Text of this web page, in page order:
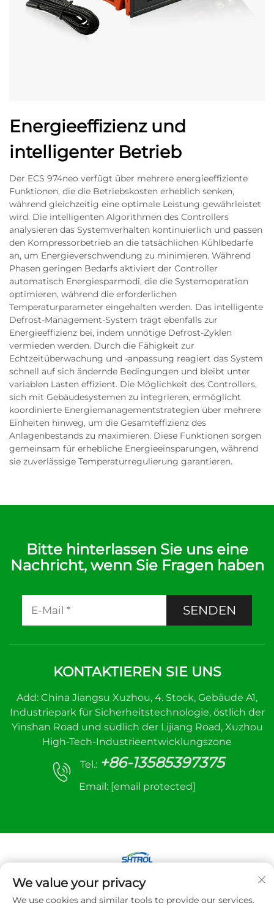
Energieeffizienz und
intelligenter Betrieb
Der ECS 974neo verfügt über mehrere energieeffiziente
Funktionen, die die Betriebskosten erheblich senken,
während gleichzeitig eine optimale Leistung gewährleistet
wird. Die intelligenten Algorithmen des Controllers
analysieren das Systemverhalten kontinuierlich und passen
den Kompressorbetrieb an die tatsächlichen Kühlbedarfe
an, um Energieverschwendung zu minimieren. Während
Phasen geringen Bedarfs aktiviert der Controller
automatisch Energiesparmodi, die die Systemoperation
optimieren, während die erforderlichen
Temperaturparameter eingehalten werden. Das intelligente
Defrost-Management-System trägt ebenfalls zur
Energieeffizienz bei, indem unnötige Defrost-Zyklen
vermieden werden. Durch die Fähigkeit zur
Echtzeitüberwachung und -anpassung reagiert das System
schnell auf sich ändernde Bedingungen und bleibt unter
variablen Lasten effizient. Die Möglichkeit des Controllers,
sich mit Gebäudesystemen zu integrieren, ermöglicht
koordinierte Energiemanagementstrategien über mehrere
Einheiten hinweg, um die Gesamteffizienz des
Anlagenbestands zu maximieren. Diese Funktionen sorgen
gemeinsam für erhebliche Energieeinsparungen, während
sie zuverlässige Temperaturregulierung garantieren.
Bitte hinterlassen Sie uns eine
Nachricht, wenn Sie Fragen haben
SENDEN
KONTAKTIEREN SIE UNS
Add: China Jiangsu Xuzhou, 4. Stock, Gebäude A1,
Industriepark für Sicherheitstechnologie, östlich der
Yinshan Road und südlich der Lijiang Road, Xuzhou
High-Tech-Industrieentwicklungszone
Tel.: +86-13585397375
Email: [email protected]
Copyright © 2025 Xuzhou Sanhe Automatic
Control Equipment Co., LTD. Alle Rechte
We value your privacy
We use cookies and similar tools to provide our services.